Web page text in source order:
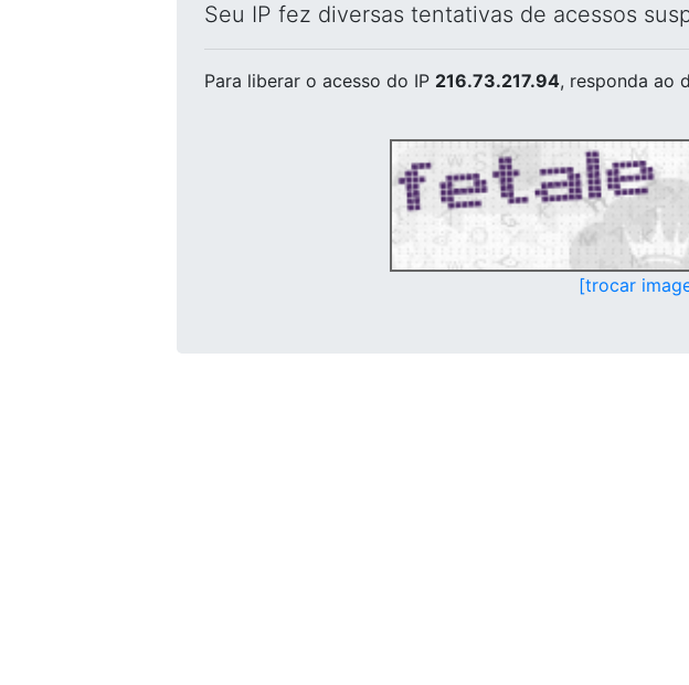
Seu IP fez diversas tentativas de acessos
Para liberar o acesso do IP 216.73.217.94, responda ao
[trocar